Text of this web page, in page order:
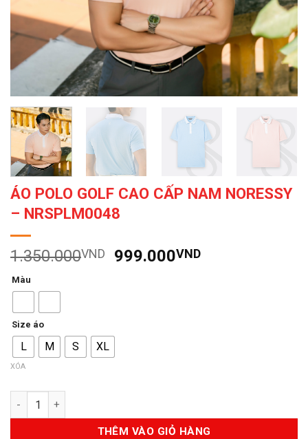
ÁO POLO GOLF CAO CẤP NAM NORESSY
– NRSPLM0048
1.350.000VND
Giá
999.000VNDGiá
Màu
Size áo
L M S XL
XÓA
Số lượng
THÊM VÀO GIỎ HÀNG